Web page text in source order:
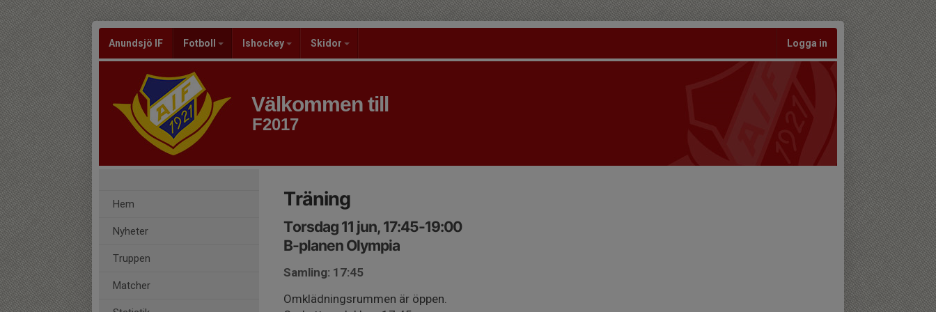
Anundsjö IF Fotboll Ishockey Skidor Logga in
Välkommen till
F2017
Hem
Nyheter
Truppen
Matcher
Träning
Torsdag 11 jun, 17:45-19:00
B-planen Olympia
Samling: 17:45
Omklädningsrummen är öppen.